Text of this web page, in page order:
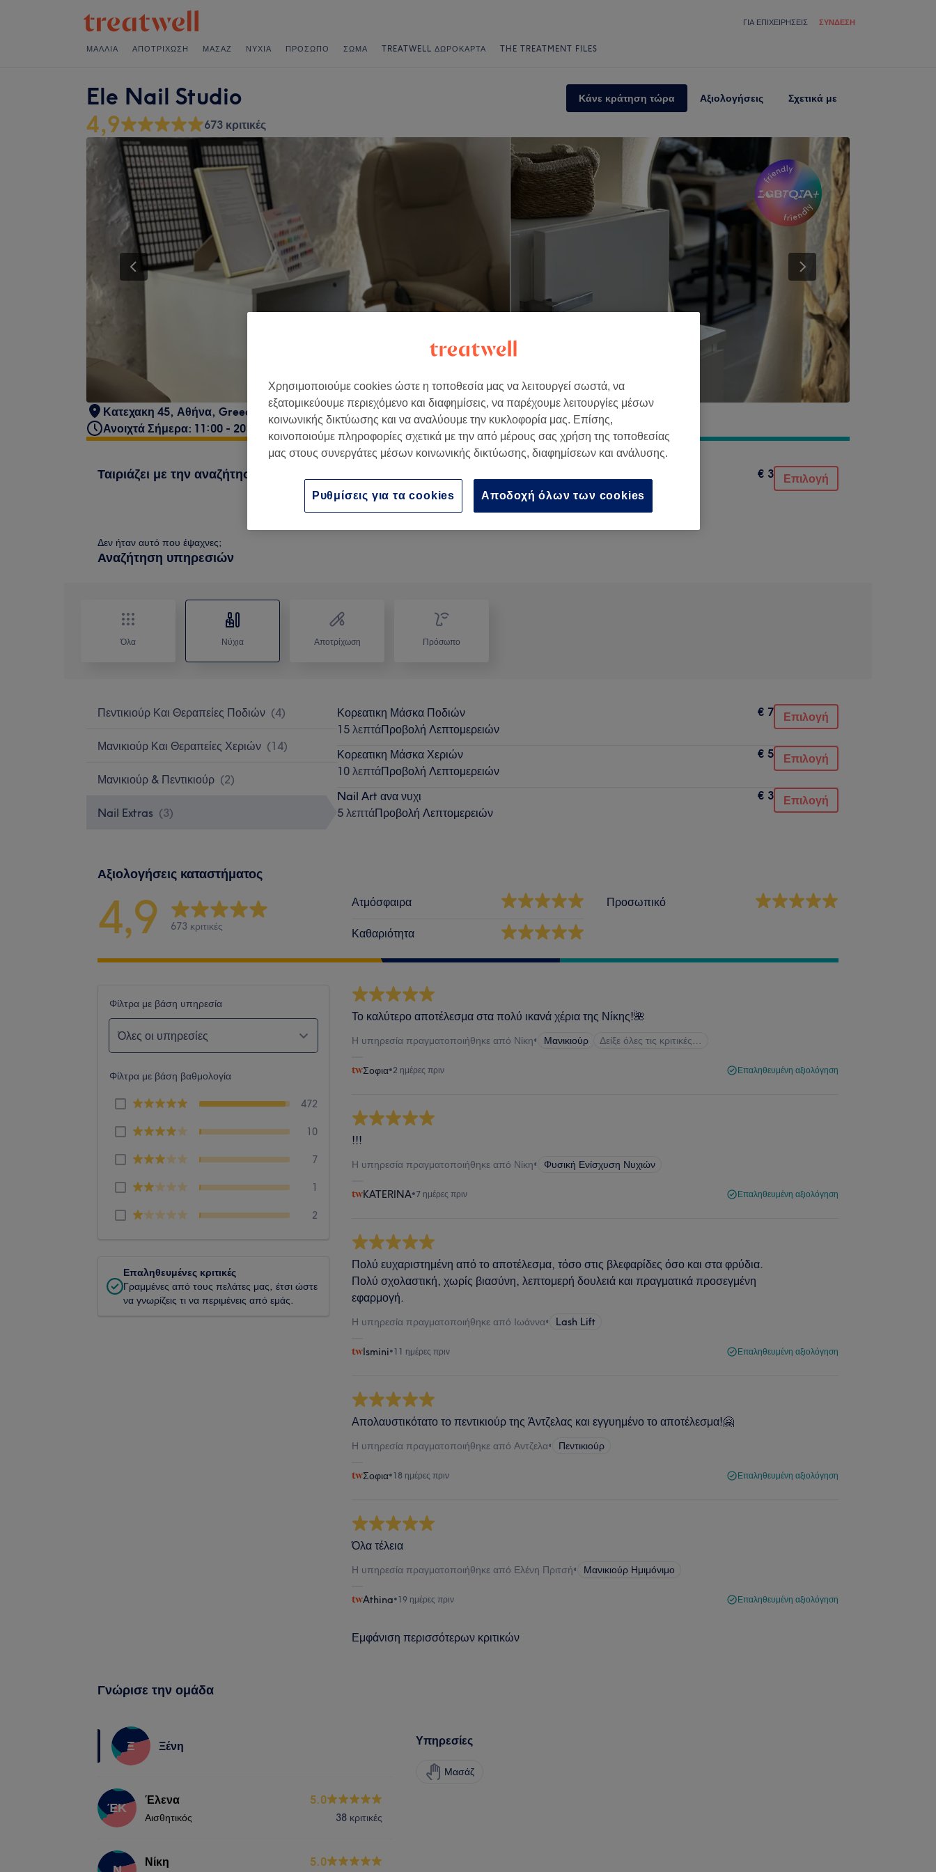
ΓΙΑ ΕΠΙΧΕΙΡΉΣΕΙΣ ΣΎΝΔΕΣΗ
ΜΑΛΛΙΆ ΑΠΟΤΡΊΧΩΣΗ ΜΑΣΆΖ ΝΎΧΙΑ ΠΡΌΣΩΠΟ ΣΏΜΑ TREATWELL ΔΩΡΟΚΆΡΤΑ THE TREATMENT FILES
Ele Nail Studio Κάνε κράτηση τώρα Αξιολογήσεις Σχετικά με
4,9 673 κριτικές
Κατεχακη 45, Αθήνα, Greece
Ανοιχτά Σήμερα: 11:00 - 20:00
Ταιριάζει με την αναζήτησή σου
5 λεπτάΠροβολή Λεπτομερειών
€ 3 Επιλογή
Δεν ήταν αυτό που έψαχνες;
Αναζήτηση υπηρεσιών
Όλα Νύχια Αποτρίχωση Πρόσωπο
Πεντικιούρ Και Θεραπείες Ποδιών (4)
Μανικιούρ Και Θεραπείες Χεριών (14)
Μανικιούρ & Πεντικιούρ (2)
Nail Extras (3)
Κορεατικη Μάσκα Ποδιών
15 λεπτάΠροβολή Λεπτομερειών
€ 7 Επιλογή
Κορεατικη Μάσκα Χεριών
10 λεπτάΠροβολή Λεπτομερειών
€ 5 Επιλογή
Nail Art ανα νυχι
5 λεπτάΠροβολή Λεπτομερειών
€ 3 Επιλογή
Αξιολογήσεις καταστήματος
4,9 673 κριτικές
Ατμόσφαιρα
Καθαριότητα
Προσωπικό
Φίλτρα με βάση υπηρεσία
Όλες οι υπηρεσίες
Φίλτρα με βάση βαθμολογία
472
10
7
1
2
Επαληθευμένες κριτικές
Γραμμένες από τους πελάτες μας, έτσι ώστε
να γνωρίζεις τι να περιμένεις από εμάς.
Το καλύτερο αποτέλεσμα στα πολύ ικανά χέρια της Νίκης!🌺
Η υπηρεσία πραγματοποιήθηκε από Νίκη• Μανικιούρ Δείξε όλες τις κριτικές…
Σοφια•2 ημέρες πριν Επαληθευμένη αξιολόγηση
!!!
Η υπηρεσία πραγματοποιήθηκε από Νίκη• Φυσική Ενίσχυση Νυχιών
KATERINA•7 ημέρες πριν Επαληθευμένη αξιολόγηση
Πολύ ευχαριστημένη από το αποτέλεσμα, τόσο στις βλεφαρίδες όσο και στα φρύδια.
Πολύ σχολαστική, χωρίς βιασύνη, λεπτομερή δουλειά και πραγματικά προσεγμένη
εφαρμογή.
Η υπηρεσία πραγματοποιήθηκε από Ιωάννα• Lash Lift
Ismini•11 ημέρες πριν Επαληθευμένη αξιολόγηση
Απολαυστικότατο το πεντικιούρ της Άντζελας και εγγυημένο το αποτέλεσμα!🤗
Η υπηρεσία πραγματοποιήθηκε από Αντζελα• Πεντικιούρ
Σοφια•18 ημέρες πριν Επαληθευμένη αξιολόγηση
Όλα τέλεια
Η υπηρεσία πραγματοποιήθηκε από Ελένη Πριτσή• Μανικιούρ Ημιμόνιμο
Athina•19 ημέρες πριν Επαληθευμένη αξιολόγηση
Εμφάνιση περισσότερων κριτικών
Γνώρισε την ομάδα
Ξ Ξένη
ΈΚ Έλενα
Αισθητικός
5.0
38 κριτικές
Νίκη 5.0
Υπηρεσίες
Μασάζ
Χρησιμοποιούμε cookies ώστε η τοποθεσία μας να λειτουργεί σωστά, να
εξατομικεύουμε περιεχόμενο και διαφημίσεις, να παρέχουμε λειτουργίες μέσων
κοινωνικής δικτύωσης και να αναλύουμε την κυκλοφορία μας. Επίσης,
κοινοποιούμε πληροφορίες σχετικά με την από μέρους σας χρήση της τοποθεσίας
μας στους συνεργάτες μέσων κοινωνικής δικτύωσης, διαφημίσεων και ανάλυσης.
Αποδοχή όλων των cookies
Ρυθμίσεις για τα cookies